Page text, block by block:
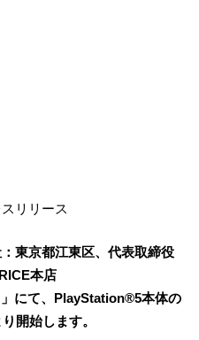
リリース
東京都江東区、代表取締役
本店
にて、PlayStation®5本体の
開始します。